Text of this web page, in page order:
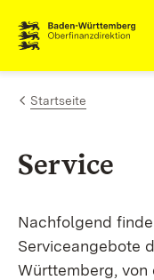
Zum Inhalt
Startseite
Service
Nachfolgend
Serviceangebote
Württemberg, von